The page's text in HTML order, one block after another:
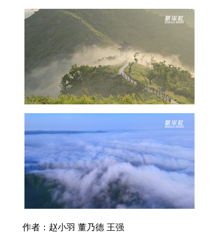
多语种频道
Français
Русский язык 日本語 한국어
Português
作者：赵小羽 董乃德 王强